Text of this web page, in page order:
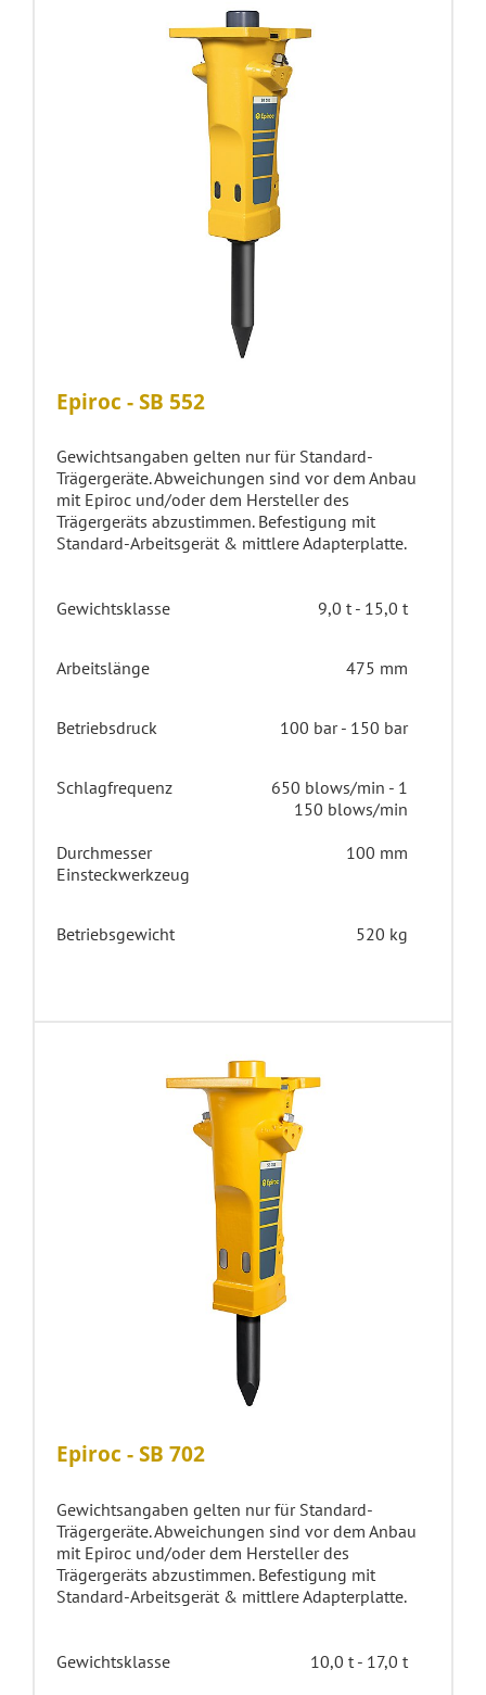
Epiroc - SB 552
Gewichtsangaben gelten nur für Standard-
Trägergeräte. Abweichungen sind vor dem Anbau
mit Epiroc und/oder dem Hersteller des
Trägergeräts abzustimmen. Befestigung mit
Standard-Arbeitsgerät & mittlere Adapterplatte.
Gewichtsklasse 9,0 t - 15,0 t
Arbeitslänge 475 mm
Betriebsdruck 100 bar - 150 bar
Schlagfrequenz
650 blows/min - 1
150 blows/min
Durchmesser
Einsteckwerkzeug
100 mm
Betriebsgewicht 520 kg
Epiroc - SB 702
Gewichtsangaben gelten nur für Standard-
Trägergeräte. Abweichungen sind vor dem Anbau
mit Epiroc und/oder dem Hersteller des
Trägergeräts abzustimmen. Befestigung mit
Standard-Arbeitsgerät & mittlere Adapterplatte.
Gewichtsklasse 10,0 t - 17,0 t